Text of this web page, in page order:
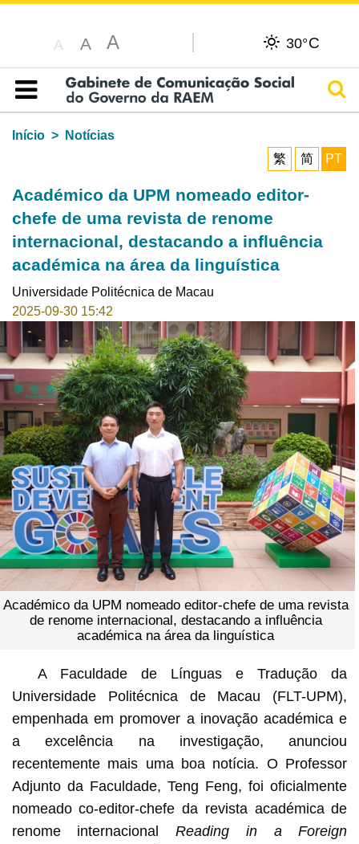
A A A 30°C
Índice
Início
Notícias
繁
简 PT
Académico da UPM nomeado editor-
chefe de uma revista de renome
internacional, destacando a influência
académica na área da linguística
Universidade Politécnica de Macau
2025-09-30 15:42
Académico da UPM nomeado editor-chefe de uma revista
de renome internacional, destacando a influência
académica na área da linguística
A Faculdade de Línguas e Tradução da
Universidade Politécnica de Macau (FLT-UPM),
empenhada em promover a inovação académica e
a excelência na investigação, anunciou
recentemente mais uma boa notícia. O Professor
Adjunto da Faculdade, Teng Feng, foi oficialmente
nomeado co-editor-chefe da revista académica de
renome internacionalReading in a Foreign